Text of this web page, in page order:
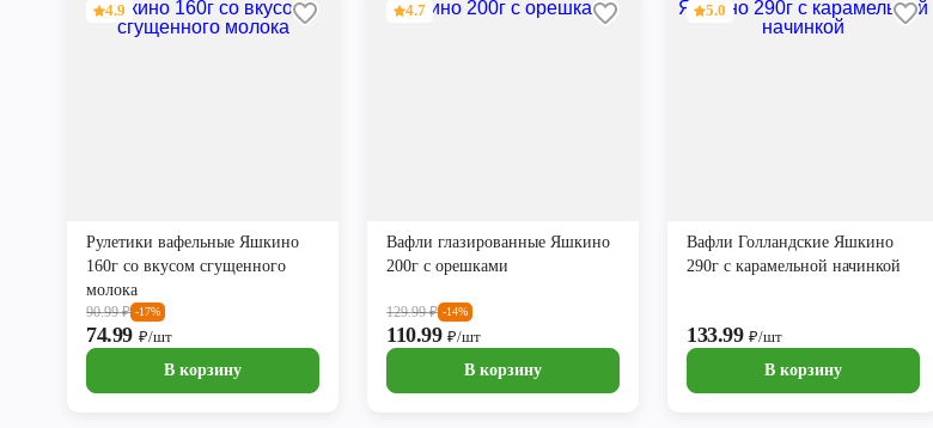
4.9
Рулетики вафельные Яшкино
160г со вкусом сгущенного
молока
90.99₽ -17%
74.99 ₽/шт
В корзину
4.7
Вафли глазированные Яшкино
200г с орешками
129.99₽ -14%
110.99₽/шт
В корзину
5.0
Вафли Голландские Яшкино
290г с карамельной начинкой
133.99₽/шт
В корзину